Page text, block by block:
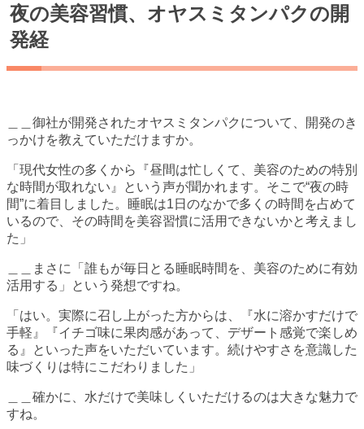
夜の美容習慣、オヤスミタンパクの開
発経
＿＿御社が開発されたオヤスミタンパクについて、開発のき
っかけを教えていただけますか。
「現代女性の多くから『昼間は忙しくて、美容のための特別
な時間が取れない』という声が聞かれます。そこで“夜の時
間”に着目しました。睡眠は1日のなかで多くの時間を占めて
いるので、その時間を美容習慣に活用できないかと考えまし
た」
＿＿まさに「誰もが毎日とる睡眠時間を、美容のために有効
活用する」という発想ですね。
「はい。実際に召し上がった方からは、『水に溶かすだけで
手軽』『イチゴ味に果肉感があって、デザート感覚で楽しめ
る』といった声をいただいています。続けやすさを意識した
味づくりは特にこだわりました」
＿＿確かに、水だけで美味しくいただけるのは大きな魅力で
すね。